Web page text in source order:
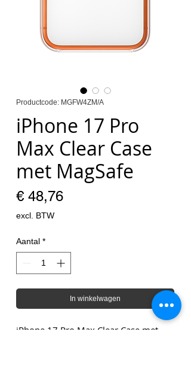
Productcode: MGFW4ZM/A
iPhone 17 Pro
Max Clear Case
met MagSafe
€ 48,76Prijs
excl. BTW
Aantal *
In winkelwagen
iPhone 17 Pro Max Clear Case met